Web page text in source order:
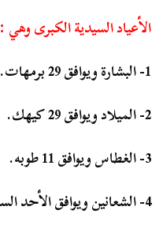
الأعياد السيدية الكبرى وهي :
1- البشارة ويوافق 29 برمهات.
2- الميلاد ويوافق 29 كيهك.
3- الغطاس ويوافق 11 طوبه.
4- الشعانين ويوافق الأحد السابع من الصوم الكبير.